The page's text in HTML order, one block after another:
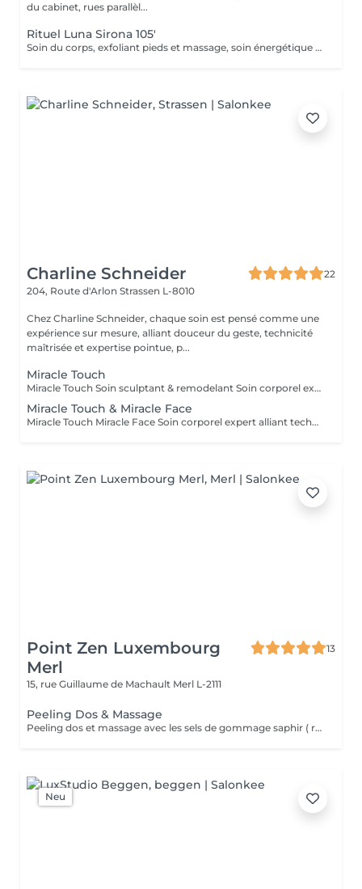
du cabinet, rues parallèl...
Rituel Luna Sirona 105'
Soin du corps, exfoliant pieds et massage, soin énergétique accompagné de la déesse Sirona
Charline Schneider
22
204, Route d'Arlon Strassen L-8010
Chez Charline Schneider, chaque soin est pensé comme une
expérience sur mesure, alliant douceur du geste, technicité
maîtrisée et expertise pointue, p...
Miracle Touch
Miracle Touch Soin sculptant & remodelant Soin corporel expert alliant techniques de drainage et de remodelage profond pour agir sur la cellulite, la fermeté et les volumes. Idéal pour affiner la silhouette, lisser la peau et redessiner les contours du corps, ce soin procure une sensation immédiate de légèreté. Grâce à un travail manuel précis et ciblé, le Miracle Touch améliore la qualité de la peau, réduit la rétention d'eau et favorise un effet sculptant visible dès la première séance. Chaque séance est adaptée à votre corps et à vos objectifs. Bénéfices : Action ciblée sur la cellulite et les amas graisseux Peau plus ferme, plus lisse, grain de peau amélioré Silhouette affinée et contours redessinés Réduction de la rétention d'eau Sensation de légèreté durable Cure recommandée : Résultats visibles dès la première séance. Pour un effet durable, une cure de 5 séances (1 000 €) est recommandée, à raison d'une séance par semaine, puis un entretien mensuel.
Miracle Touch & Miracle Face
Miracle Touch Miracle Face Soin corporel expert alliant techniques de drainage et de remodelage profond pour agir sur la cellulite, la fermeté et les volumes. Idéal pour affiner la silhouette, lisser la peau et redessiner les contours du corps, ce soin procure une sensation immédiate de légèreté. Grâce à un travail manuel précis et ciblé, le Miracle Touch améliore la qualité de la peau, réduit la rétention d'eau et favorise un effet sculptant visible dès la première séance. Chaque séance est adaptée à votre corps et à vos objectifs. En combiné, nn massage du visage pensé pour révéler immédiatement l'éclat de votre peau. Alliant drainage lymphatique doux et mouvements plus dynamiques, ce soin lisse les traits, défatigue le visage et relance la circulation.
Point Zen Luxembourg
Merl
13
15, rue Guillaume de Machault Merl L-2111
Peeling Dos & Massage
Peeling dos et massage avec les sels de gommage saphir ( renforce la peau, stimule la synthèse du collagène.
Neu